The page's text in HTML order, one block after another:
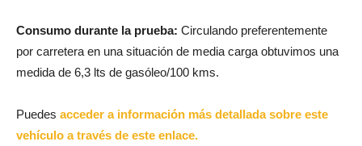
Consumo durante la prueba: Circulando preferentemente
por carretera en una situación de media carga obtuvimos una
medida de 6,3 lts de gasóleo/100 kms.
Puedes acceder a información más detallada sobre este
vehículo a través de este enlace.